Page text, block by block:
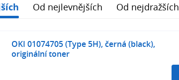
Od nejlevnějších Od nejdražších
OKI 01074705 (Type 5H), černá (black),
originální toner